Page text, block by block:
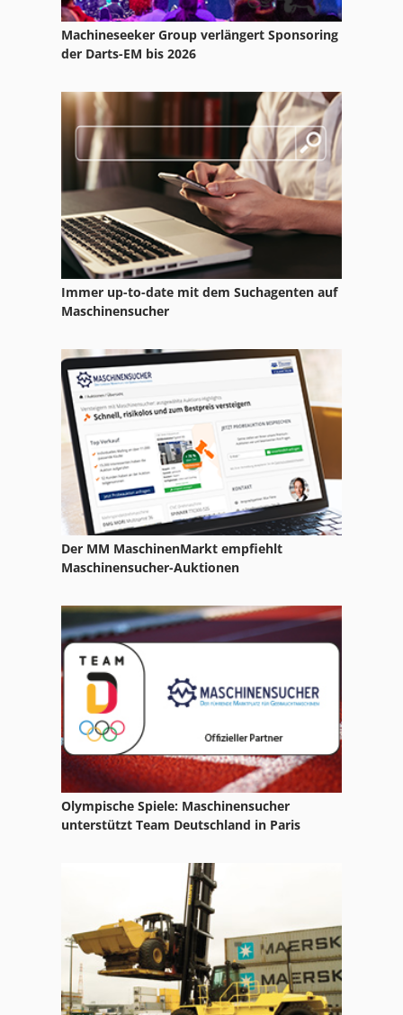
Claas Disco 3450 Plus
Claas Disco 3900
Claas Disco 8400
Claas Disco 8400 Contour
Claas Disco 8550 C
Claas Pu 300
Claas Rollant 250
Claas Rollant 250 Rc
Claas Volto 52
Claas Volto 58
Claas Volto 77
Machineseeker Group verlängert Sponsoring
der Darts-EM bis 2026
Immer up-to-date mit dem Suchagenten auf
Maschinensucher
Der MM MaschinenMarkt empfiehlt
Maschinensucher-Auktionen
Olympische Spiele: Maschinensucher
unterstützt Team Deutschland in Paris